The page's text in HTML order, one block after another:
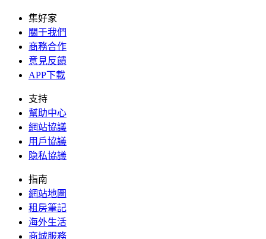
集好家
關于我們
商務合作
意見反饋
APP下載
支持
幫助中心
網站協議
用戶協議
隐私協議
指南
網站地圖
租房筆記
海外生活
商城服務